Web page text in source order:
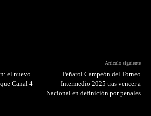
el nuevo
Canal 4
Artículo siguiente
Peñarol Campeón del Torneo
Intermedio 2025 tras vencer a
Nacional en definición por penales